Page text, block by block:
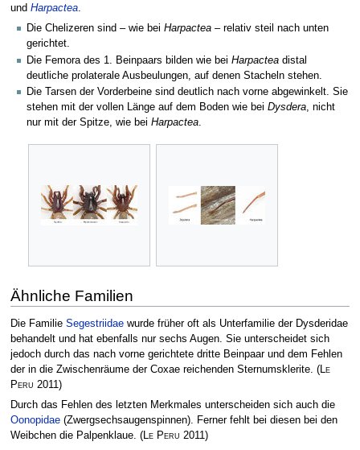
und Harpactea.
Die Chelizeren sind – wie bei Harpactea – relativ steil nach unten
gerichtet.
Die Femora des 1. Beinpaars bilden wie bei Harpactea distal
deutliche prolaterale Ausbeulungen, auf denen Stacheln stehen.
Die Tarsen der Vorderbeine sind deutlich nach vorne abgewinkelt. Sie
stehen mit der vollen Länge auf dem Boden wie bei Dysdera, nicht
nur mit der Spitze, wie bei Harpactea.
Ähnliche Familien
Die Familie Segestriidaewurde früher oft als Unterfamilie der Dysderidae
behandelt und hat ebenfalls nur sechs Augen. Sie unterscheidet sich
jedoch durch das nach vorne gerichtete dritte Beinpaar und dem Fehlen
der in die Zwischenräume der Coxae reichenden Sternumsklerite. (Le
Peru 2011)
Durch das Fehlen des letzten Merkmales unterscheiden sich auch die
Oonopidae(Zwergsechsaugenspinnen). Ferner fehlt bei diesen bei den
Weibchen die Palpenklaue. (Le Peru 2011)